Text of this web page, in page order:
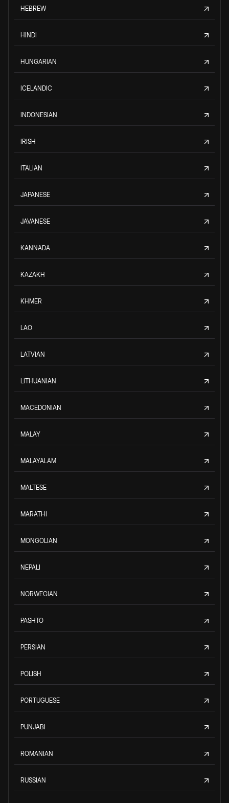
HEBREW
HINDI
HUNGARIAN
ICELANDIC
INDONESIAN
IRISH
ITALIAN
JAPANESE
JAVANESE
KANNADA
KAZAKH
KHMER
LAO
LATVIAN
LITHUANIAN
MACEDONIAN
MALAY
MALAYALAM
MALTESE
MARATHI
MONGOLIAN
NEPALI
NORWEGIAN
PASHTO
PERSIAN
POLISH
PORTUGUESE
PUNJABI
ROMANIAN
RUSSIAN